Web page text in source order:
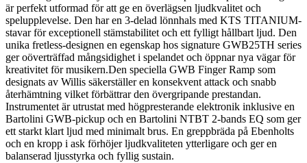
är perfekt utformad för att ge en överlägsen ljudkvalitet och
spelupplevelse. Den har en 3-delad lönnhals med KTS TITANIUM-
stavar för exceptionell stämstabilitet och ett fylligt hållbart ljud. Den
unika fretless-designen en egenskap hos signature GWB25TH series
ger oöverträffad mångsidighet i spelandet och öppnar nya vägar för
kreativitet för musikern.Den speciella GWB Finger Ramp som
designats av Willis säkerställer en konsekvent attack och snabb
återhämtning vilket förbättrar den övergripande prestandan.
Instrumentet är utrustat med högpresterande elektronik inklusive en
Bartolini GWB-pickup och en Bartolini NTBT 2-bands EQ som ger
ett starkt klart ljud med minimalt brus. En greppbräda på Ebenholts
och en kropp i ask förhöjer ljudkvaliteten ytterligare och ger en
balanserad ljusstyrka och fyllig sustain.